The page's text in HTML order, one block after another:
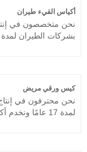
والتفاوض بشأنها،
معك!
أكياس القيء طيران
نحن متخصصون في
مخلصين أن نفوز معك!
كيس ورقي مريض
نحن محترفون في